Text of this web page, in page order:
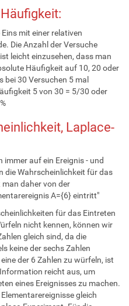
mit einer relativen
Die Anzahl der Versuche
leicht einzusehen, dass man
Häufigkeit auf 10, 20 oder
bei 30 Versuchen 5 mal
5 von 30 = 5/30 oder
Laplace-
immer auf ein Ereignis - und
die Wahrscheinlichkeit für das
daher von der
A={6} eintritt"
für das Eintreten
nicht kennen, können wir
gleich sind, da die
keine der sechs Zahlen
der 6 Zahlen zu würfeln, ist
reicht aus, um
eines Ereignisses zu machen.
gleich